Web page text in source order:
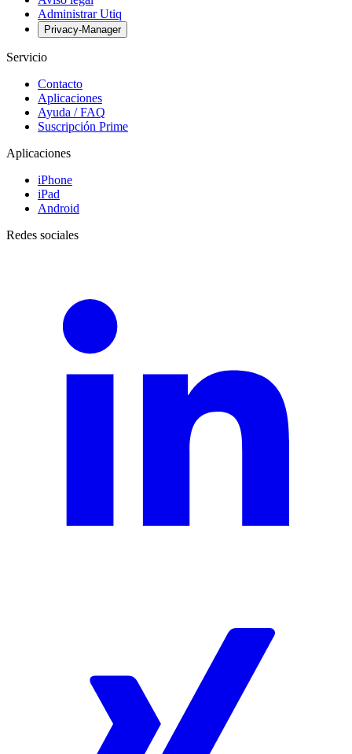
Administrar Utiq
Privacy-Manager
Servicio
Contacto
Aplicaciones
Ayuda / FAQ
Suscripción Prime
Aplicaciones
iPhone
iPad
Android
Redes sociales